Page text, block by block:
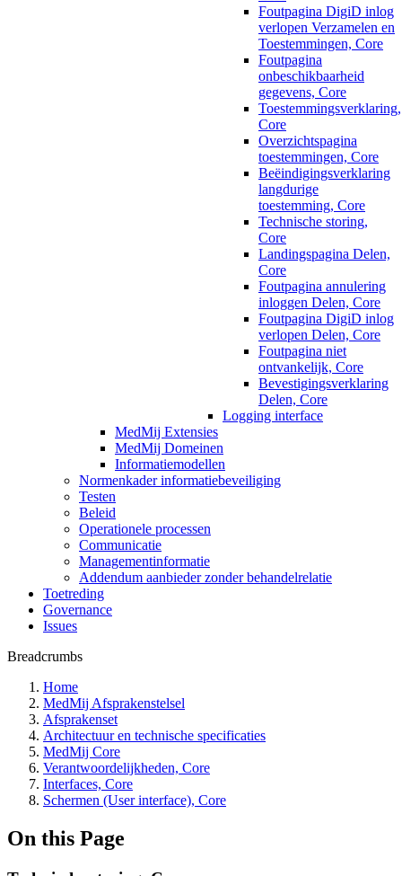
Foutpagina DigiD inlog
verlopen Verzamelen en
Toestemmingen, Core
Foutpagina
onbeschikbaarheid
gegevens, Core
Toestemmingsverklaring,
Core
Overzichtspagina
toestemmingen, Core
Beëindigingsverklaring
langdurige
toestemming, Core
Technische storing,
Core
Landingspagina Delen,
Core
Foutpagina annulering
inloggen Delen, Core
Foutpagina DigiD inlog
verlopen Delen, Core
Foutpagina niet
ontvankelijk, Core
Bevestigingsverklaring
Delen, Core
Logging interface
MedMij Extensies
MedMij Domeinen
Informatiemodellen
Normenkader informatiebeveiliging
Testen
Beleid
Operationele processen
Communicatie
Managementinformatie
Addendum aanbieder zonder behandelrelatie
Toetreding
Governance
Issues
Breadcrumbs
Home
MedMij Afsprakenstelsel
Afsprakenset
Architectuur en technische specificaties
MedMij Core
Verantwoordelijkheden, Core
Interfaces, Core
Schermen (User interface), Core
On this Page